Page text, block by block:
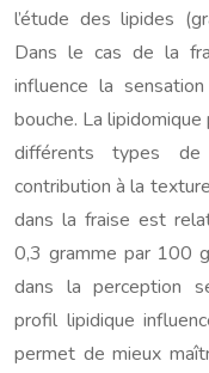
l’étude des lipides
Dans le cas de la
influence la
bouche. La
différents types
contribution à la
dans la fraise est
0,3 gramme par 100
dans la perception
profil lipidique
permet de mieux